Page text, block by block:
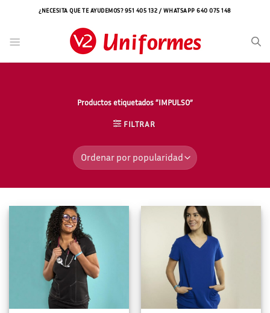
¿NECESITA QUE TE AYUDEMOS? 951 405 132 / WHATSAPP 640 075 148
Productos etiquetados “IMPULSO”
FILTRAR